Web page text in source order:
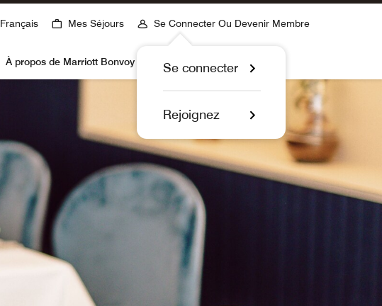
Français Mes Séjours Se Connecter Ou Devenir Membre
Se connecter
Rejoignez
À propos de Marriott Bonvoy